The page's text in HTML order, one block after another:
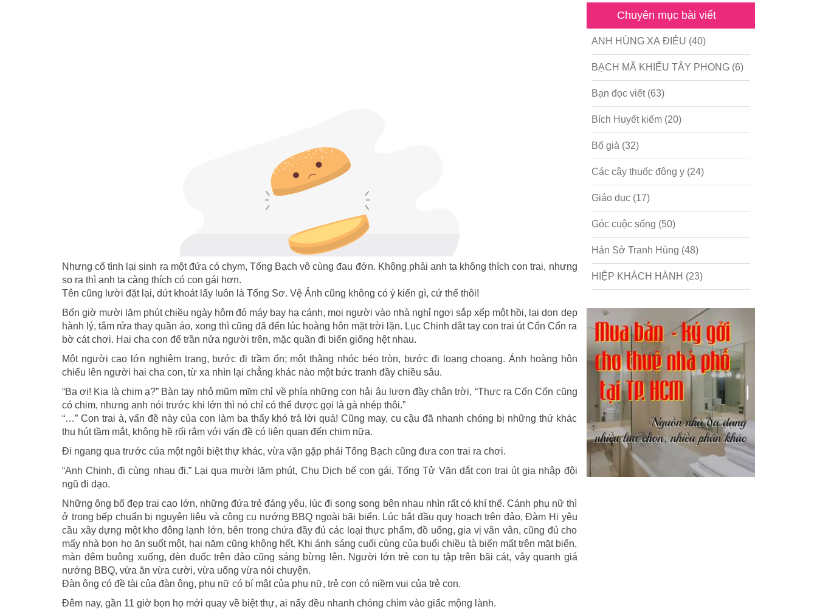
Nhưng cố tình lại sinh ra một đứa có chym, Tống Bạch vô cùng đau đớn. Không phải anh ta không thích con trai, nhưng
so ra thì anh ta càng thích có con gái hơn.
Tên cũng lười đặt lại, dứt khoát lấy luôn là Tổng Sơ. Vệ Ảnh cũng không có ý kiến gì, cứ thế thôi!
Bốn giờ mười lăm phút chiều ngày hôm đó máy bay hạ cánh, mọi người vào nhà nghỉ ngơi sắp xếp một hồi, lại dọn dẹp
hành lý, tắm rửa thay quần áo, xong thì cũng đã đến lúc hoàng hôn mặt trời lặn. Lục Chinh dắt tay con trai út Cổn Cổn ra
bờ cát chơi. Hai cha con để trần nửa người trên, mặc quần đi biển giống hệt nhau.
Một người cao lớn nghiêm trang, bước đi trầm ổn; một thằng nhóc béo tròn, bước đi loạng choạng. Ánh hoàng hôn
chiếu lên người hai cha con, từ xa nhìn lại chẳng khác nào một bức tranh đầy chiều sâu.
“Ba ơi! Kia là chim ạ?” Bàn tay nhỏ mũm mĩm chỉ về phía những con hải âu lượn đầy chân trời, “Thực ra Cốn Cốn cũng
có chim, nhưng anh nói trước khi lớn thì nó chỉ có thể được gọi là gà nhép thôi.”
“…” Con trai à, vấn đề này của con làm ba thấy khó trả lời quá! Cũng may, cu cậu đã nhanh chóng bị những thứ khác
thu hút tầm mắt, không hề rối rắm với vấn đề có liên quan đến chim nữa.
Đi ngang qua trước của một ngôi biệt thự khác, vừa vặn gặp phải Tổng Bạch cũng đưa con trai ra chơi.
“Anh Chinh, đi cùng nhau đi.” Lại qua mười lăm phút, Chu Dịch bế con gái, Tống Tử Văn dắt con trai út gia nhập đội
ngũ đi dạo.
Những ông bố đẹp trai cao lớn, những đứa trẻ đáng yêu, lúc đi song song bên nhau nhìn rất có khí thế. Cánh phụ nữ thì
ở trong bếp chuẩn bị nguyên liệu và công cụ nướng BBQ ngoài bãi biển. Lúc bắt đầu quy hoạch trên đảo, Đàm Hi yêu
cầu xây dựng một kho đông lạnh lớn, bên trong chứa đầy đủ các loại thực phẩm, đồ uống, gia vị vân vân, cũng đủ cho
mấy nhà bọn họ ăn suốt một, hai năm cũng không hết. Khi ánh sáng cuối cùng của buổi chiều tà biến mất trên mặt biển,
màn đêm buông xuống, đèn đuốc trên đảo cũng sáng bừng lên. Người lớn trẻ con tụ tập trên bãi cát, vây quanh giá
nướng BBQ, vừa ăn vừa cười, vừa uống vừa nói chuyện.
Đàn ông có đề tài của đàn ông, phụ nữ có bí mật của phụ nữ, trẻ con có niềm vui của trẻ con.
Đêm nay, gần 11 giờ bọn họ mới quay về biệt thự, ai nấy đều nhanh chóng chìm vào giấc mộng lành.
Chuyên mục bài viết
ANH HÙNG XẠ ĐIÊU (40)
BẠCH MÃ KHIẾU TÂY PHONG(6)
Bạn đọc viết(63)
Bích Huyết kiếm(20)
Bố già (32)
Các cây thuốc đông y(24)
Giáo dục(17)
Góc cuộc sống (50)
Hán Sở Tranh Hùng (48)
HIỆP KHÁCH HÀNH (23)
Kinh tế(1)
Kỹ năng(18)
Liên Thành quyết(13)
LỘC ĐỈNH KÝ (52)
Nước ngoài(5)
Phi Hồ ngoại truyện